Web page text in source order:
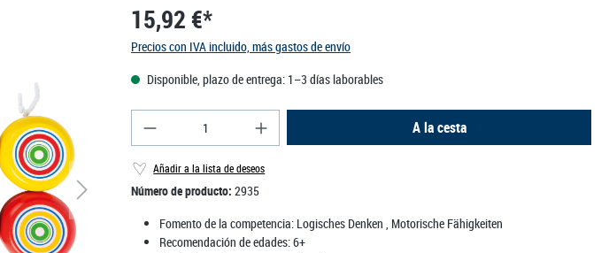
15,92 €*
Precios con IVA incluido, más gastos de envío
Disponible, plazo de entrega: 1–3 días laborables
Cantidad del producto: introduce la cantidad deseada o
A la cesta
Añadir a la lista de deseos
Número de producto: 2935
Fomento de la competencia: Logisches Denken , Motorische Fähigkeiten
Recomendación de edades:6+